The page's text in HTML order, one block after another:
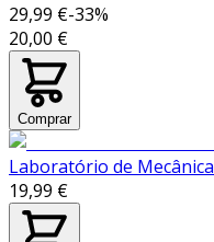
29,99 €-33%
20,00 €
Comprar
Laboratório de
19,99 €